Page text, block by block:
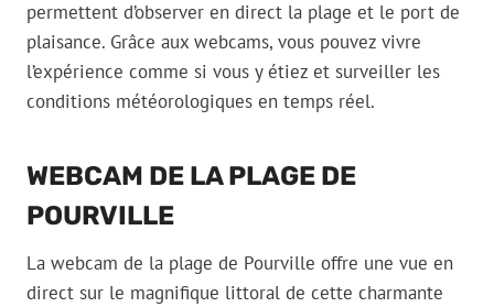
permettent d’observer en direct la plage et le port de
plaisance. Grâce aux webcams, vous pouvez vivre
l’expérience comme si vous y étiez et surveiller les
conditions météorologiques en temps réel.
WEBCAM DE LA PLAGE DE
POURVILLE
La webcam de la plage de Pourville offre une vue en
direct sur le magnifique littoral de cette charmante